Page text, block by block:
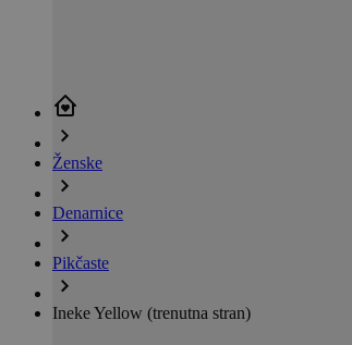
Ženske
Denarnice
Pikčaste
Ineke Yellow (trenutna stran)